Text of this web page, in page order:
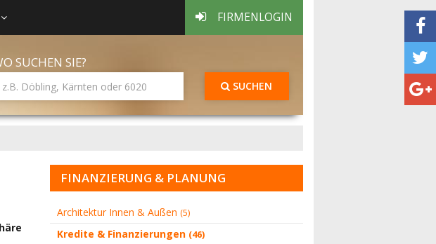
FIRMENLOGIN
SUCHEN SIE?
SUCHEN
FINANZIERUNG & PLANUNG
Architektur Innen & Außen (5)
Kredite & Finanzierungen (46)